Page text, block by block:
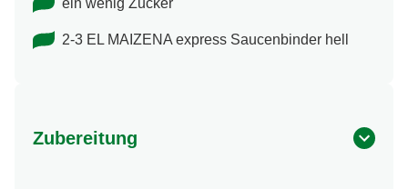
ein wenig Zucker
2-3 EL MAIZENA express Saucenbinder hell
Zubereitung